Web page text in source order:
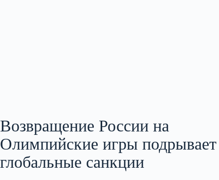
Возвращение России на
Олимпийские игры подрывает
глобальные санкции